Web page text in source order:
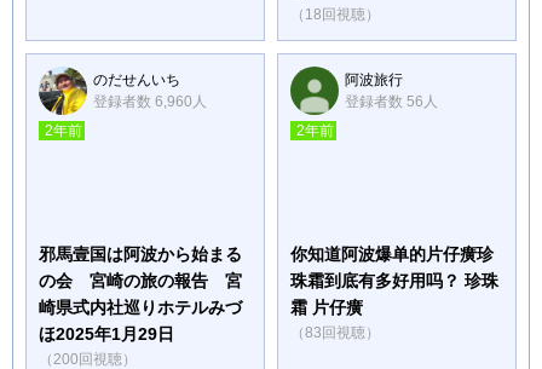
（18回視聴）
のだせんいち
登録者数 6,960人
2年前
邪馬壹国は阿波から始まる
の会 宮崎の旅の報告 宮
崎県式内社巡りホテルみづ
ほ2025年1月29日
（200回視聴）
阿波旅行
登録者数 56人
2年前
你知道阿波爆单的片仔癀珍
珠霜到底有多好用吗？ 珍珠
霜 片仔癀
（83回視聴）